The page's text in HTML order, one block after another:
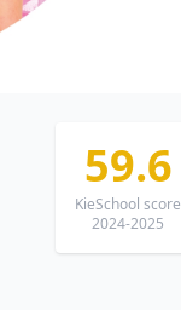
59.6
KieSchool score
2024-2025